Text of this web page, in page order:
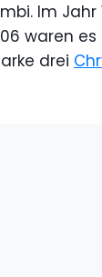
Im Jahr
waren
drei